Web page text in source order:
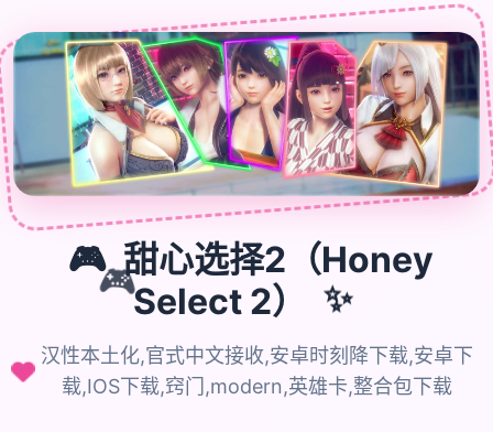
🎮
🎮 甜心选择2（Honey
Select 2）
✨
汉性本土化,官式中文接收,安卓时刻降下载,安卓下
载,IOS下载,窍门,modern,英雄卡,整合包下载